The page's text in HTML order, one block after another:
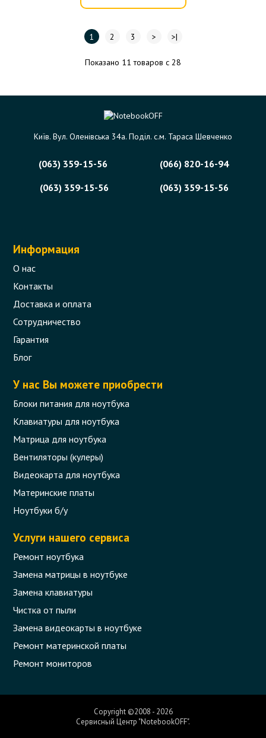
1 2 3 > >|
Показано 11 товаров с 28
Київ. Вул. Оленівська 34а. Поділ. с.м. Тараса Шевченко
(063) 359-15-56
(066) 820-16-94
(063) 359-15-56
(063) 359-15-56
Информация
О нас
Контакты
Доставка и оплата
Сотрудничество
Гарантия
Блог
У нас Вы можете приобрести
Блоки питания для ноутбука
Клавиатуры для ноутбука
Матрица для ноутбука
Вентиляторы (кулеры)
Видеокарта для ноутбука
Материнские платы
Ноутбуки б/у
Услуги нашего сервиса
Ремонт ноутбука
Замена матрицы в ноутбуке
Замена клавиатуры
Чистка от пыли
Замена видеокарты в ноутбуке
Ремонт материнской платы
Ремонт мониторов
Copyright ©2008 - 2026
Сервисный Центр "NotebookOFF".